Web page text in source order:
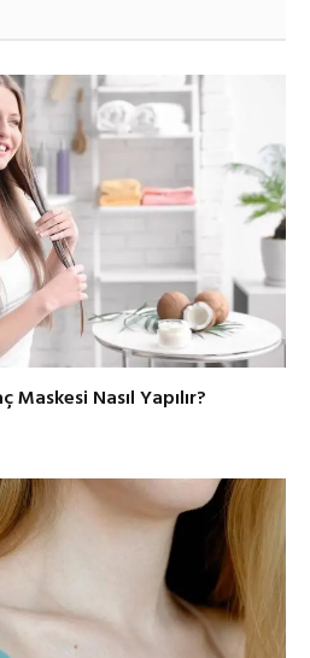
Maskesi Nasıl Yapılır?